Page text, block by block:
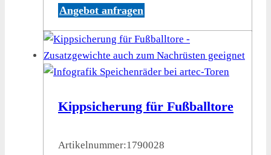
Angebot anfragen
Kippsicherung für Fußballtore
Artikelnummer:1790028